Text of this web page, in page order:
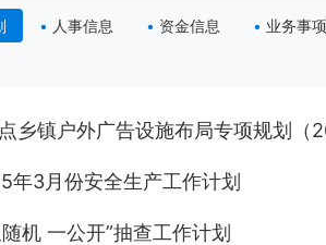
人事信息 资金信息 业务事项
乡镇户外广告设施布局专项规划（
年3月份安全生产工作计划
机 一公开”抽查工作计划